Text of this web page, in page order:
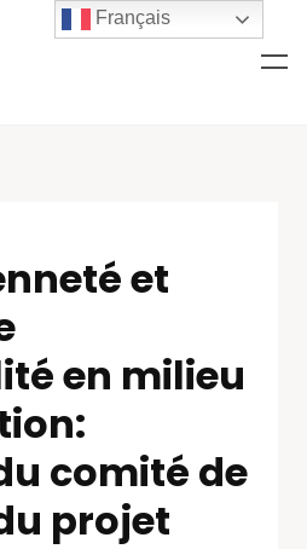
et
en milieu
comité de
projet
Français